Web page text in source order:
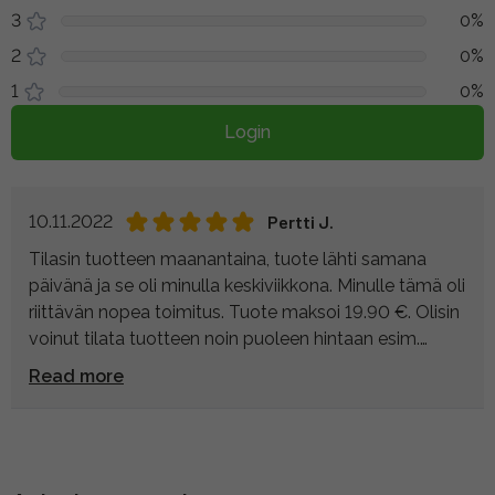
3
0%
2
0%
1
0%
Login
10.11.2022
Pertti J.
Tilasin tuotteen maanantaina, tuote lähti samana
päivänä ja se oli minulla keskiviikkona. Minulle tämä oli
riittävän nopea toimitus. Tuote maksoi 19.90 €. Olisin
voinut tilata tuotteen noin puoleen hintaan esim.
eBaysta. Tällöin minun olisi pitänyt odottaa tuotetta
takuuvarmasti pitempi aika. Lisäksi minun olisi pitänyt
Read more